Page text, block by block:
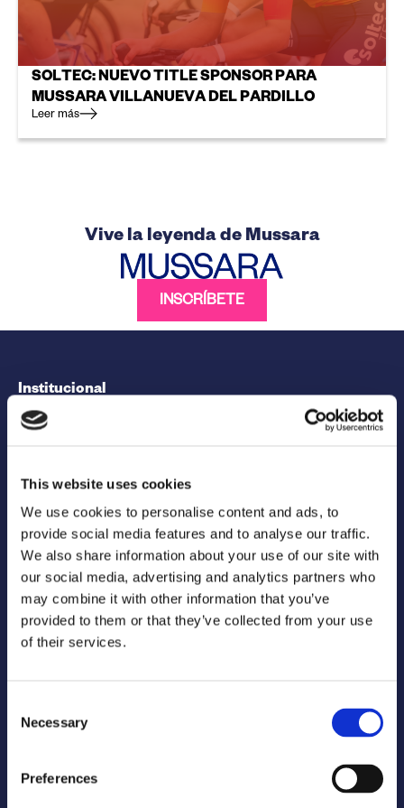
This website uses cookies
We use cookies to personalise content and ads, to
provide social media features and to analyse our traffic.
We also share information about your use of our site with
our social media, advertising and analytics partners who
may combine it with other information that you’ve
provided to them or that they’ve collected from your use
of their services.
Selection
Necessary
Preferences
SOLTEC: NUEVO TITLE SPONSOR PARA
MUSSARA VILLANUEVA DEL PARDILLO
Leer más
Vive la leyenda de Mussara
INSCRÍBETE
Institucional
Official Sponsors